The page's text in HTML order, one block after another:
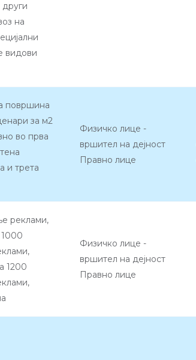
на
видови
површина
за м2
во прва
и трета
Физичко лице -
вршител на дејност
Правно лице
реклами,
1000
1200
Физичко лице -
вршител на дејност
Правно лице